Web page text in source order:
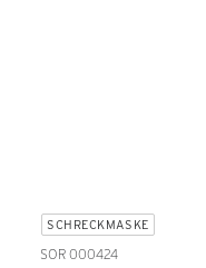
SCHRECKMASKE
SOR 000424